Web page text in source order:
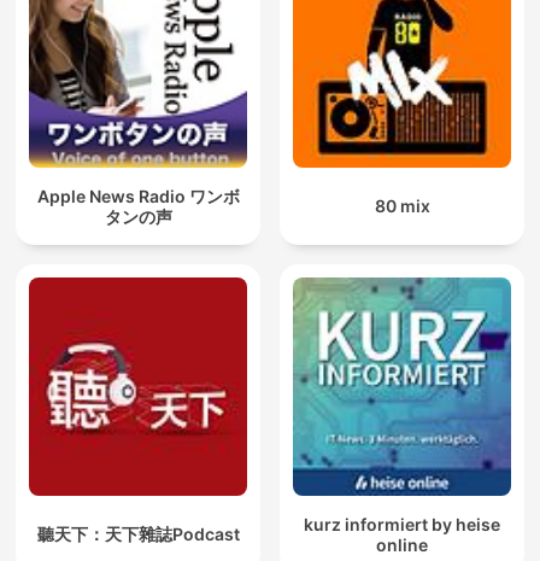
Apple News Radio ワンボ
タンの声
80 mix
聽天下：天下雜誌Podcast
kurz informiert by heise
online